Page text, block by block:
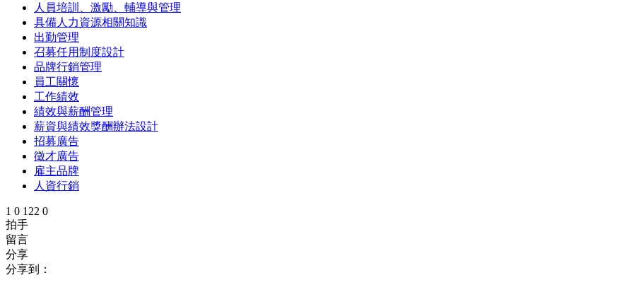
人員培訓、激勵、輔導與管理
具備人力資源相關知識
出勤管理
召募任用制度設計
品牌行銷管理
員工關懷
工作績效
績效與薪酬管理
薪資與績效獎酬辦法設計
招募廣告
徵才廣告
雇主品牌
人資行銷
1 0 122 0
拍手
留言
分享
分享到：